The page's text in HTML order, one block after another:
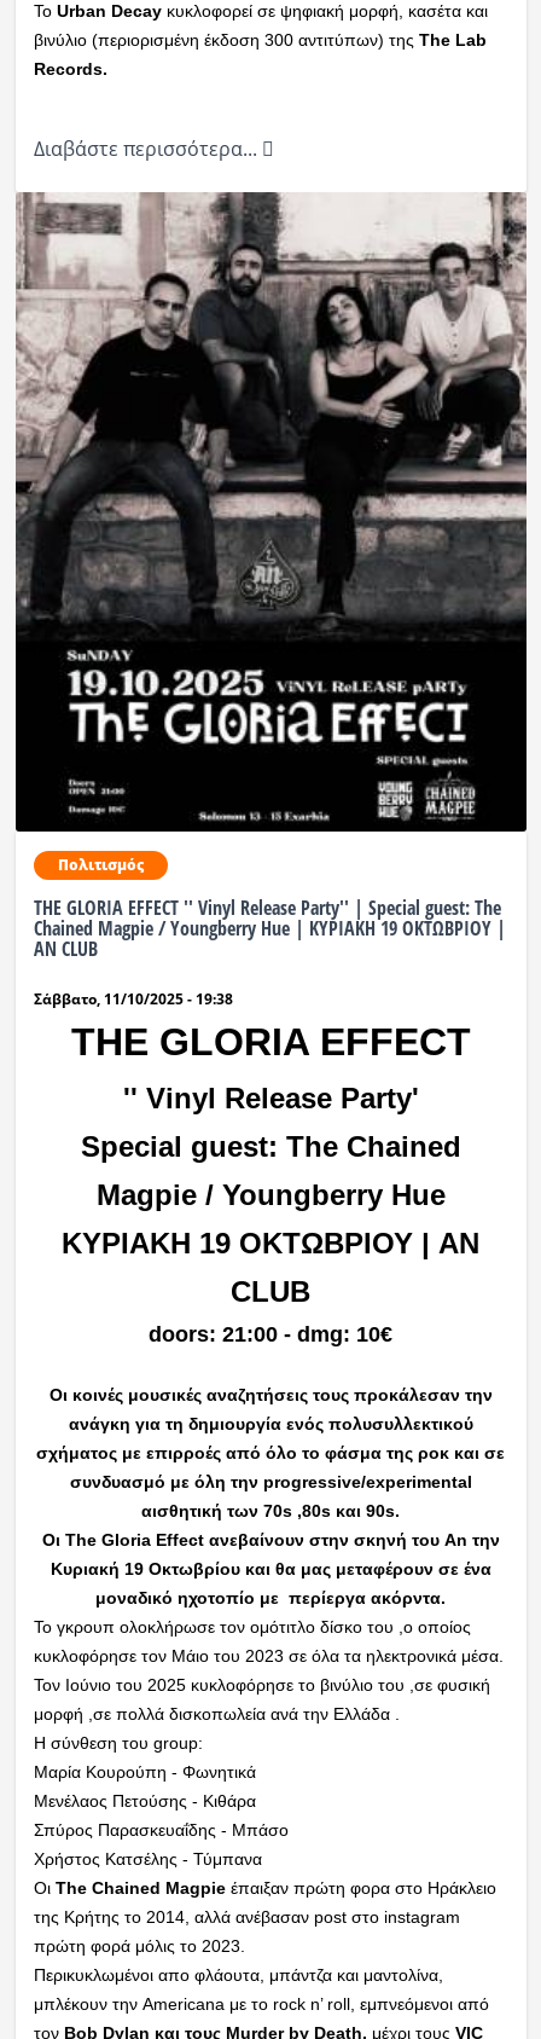
Το Urban Decayκυκλοφορεί σε ψηφιακή μορφή, κασέτα και
βινύλιο (περιορισμένη έκδοση 300 αντιτύπων) της The Lab
Records.
Διαβάστε περισσότερα...
Πολιτισμός
THE GLORIA EFFECT '' Vinyl Release Party'' | Special guest: The
Chained Magpie / Youngberry Hue | ΚΥΡΙΑΚΗ 19 ΟΚΤΩΒΡΙΟΥ |
AN CLUB
Σάββατο, 11/10/2025 - 19:38
THE GLORIA EFFECT
'' Vinyl Release Party'
Special guest: The Chained
Magpie / Youngberry Hue
ΚΥΡΙΑΚΗ 19 ΟΚΤΩΒΡΙΟΥ | AN
CLUB
doors: 21:00 - dmg: 10€
Οι κοινές μουσικές αναζητήσεις τους προκάλεσαν την
ανάγκη για τη δημιουργία ενός πολυσυλλεκτικού
σχήματος με επιρροές από όλο το φάσμα της ροκ και σε
συνδυασμό με όλη την progressive/experimental
αισθητική των 70s ,80s και 90s.
Οι The Gloria Effect ανεβαίνουν στην σκηνή του An την
Κυριακή 19 Οκτωβρίου και θα μας μεταφέρουν σε ένα
μοναδικό ηχοτοπίο με περίεργα ακόρντα.
‍Το γκρουπ ολοκλήρωσε τον ομότιτλο δίσκο του ,ο οποίος
κυκλοφόρησε τον Μάιο του 2023 σε όλα τα ηλεκτρονικά μέσα.
Τον Ιούνιο του 2025 κυκλοφόρησε το βινύλιο του ,σε φυσική
μορφή ,σε πολλά δισκοπωλεία ανά την Ελλάδα .
Η σύνθεση του group:
Μαρία Κουρούπη - Φωνητικά
Μενέλαος Πετούσης - Κιθάρα
Σπύρος Παρασκευαΐδης - Μπάσο
Χρήστος Κατσέλης - Τύμπανα
Οι The Chained Magpieέπαιξαν πρώτη φορα στο Ηράκλειο
της Κρήτης το 2014, αλλά ανέβασαν post στο instagram
πρώτη φορά μόλις το 2023.
Περικυκλωμένοι απο φλάουτα, μπάντζα και μαντολίνα,
μπλέκουν την Americana με το rock n’ roll, εμπνεόμενοι από
τονBob Dylan και τους Murder by Death, μέχρι τους VIC